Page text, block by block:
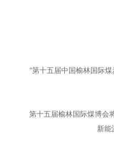
“第十五届中国榆林国际
第十五届榆林国际煤博会
新能